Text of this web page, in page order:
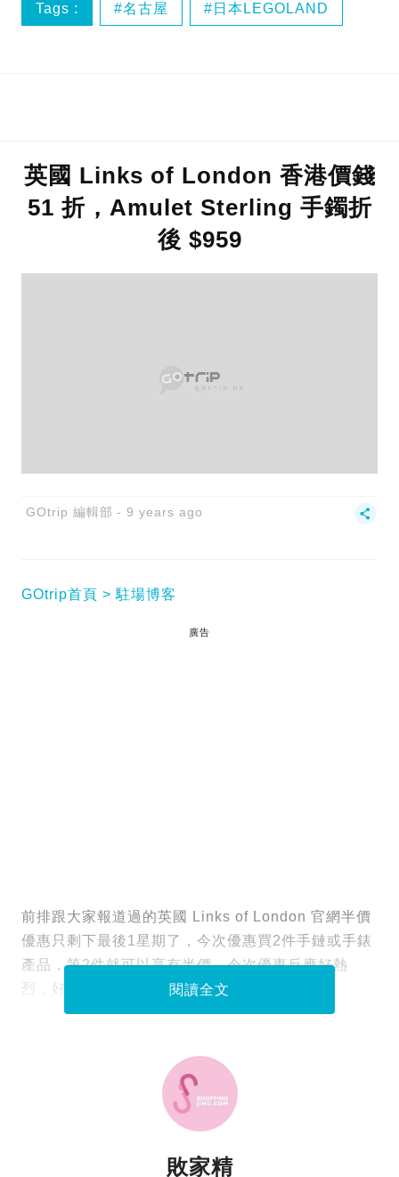
Tags : 名古屋 日本LEGOLAND
英國 Links of London 香港價錢
51 折，Amulet Sterling 手鐲折
後 $959
GOtrip 編輯部 9 years ago
GOtrip首頁 駐場博客
廣告
前排跟大家報道過的英國 Links of London 官網半價
優惠只剩下最後1星期了，今次優惠買2件手鏈或手錶
產品，第2件就可以享有半價。今次優惠反應好熱
烈，好多讀者冇想過上官網買平香港這麼多。
閱讀全文
敗家精